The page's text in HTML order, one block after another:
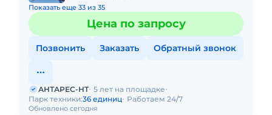
Показать еще 33 из 35
Цена по запросу
Позвонить Заказать Обратный звонок
Обновлено сегодня
АНТАРЕС-НТ 5 лет на площадке
Парк техники:36 единиц Работаем 24/7